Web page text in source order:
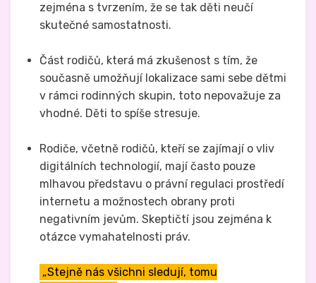
zejména s tvrzením, že se tak děti neučí
skutečné samostatnosti.
Část rodičů, která má zkušenost s tím, že
současně umožňují lokalizace sami sebe dětmi
v rámci rodinných skupin, toto nepovažuje za
vhodné. Děti to spíše stresuje.
Rodiče, včetně rodičů, kteří se zajímají o vliv
digitálních technologií, mají často pouze
mlhavou představu o právní regulaci prostředí
internetu a možnostech obrany proti
negativním jevům. Skeptičtí jsou zejména k
otázce vymahatelnosti práv.
„Stejně nás všichni sledují, tomu